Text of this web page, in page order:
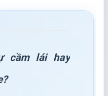
cầm lái hay